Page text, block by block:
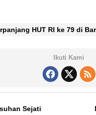
HUT RI ke 79 di
Ikuti Kami
Sejati